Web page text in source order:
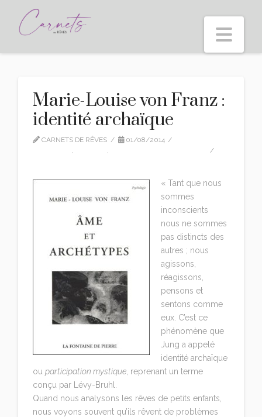
Marie-Louise von Franz :
identité archaïque
CARNETS DE RÊVES
01/08/2014
, ,
« Tant que nous
sommes
inconscients
nous ne sommes
pas distincts des
autres ; nous
agissons,
réagissons,
pensons et
sentons comme
eux. C’est ce
phénomène que
Jung a appelé
identité archaïque
ouparticipation mystique , reprenant un terme
conçu par Lévy-Bruhl.
Quand nous analysons les rêves de petits enfants,
nous voyons souvent qu’ils rêvent de problèmes